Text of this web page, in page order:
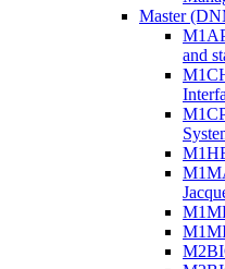
Master
and